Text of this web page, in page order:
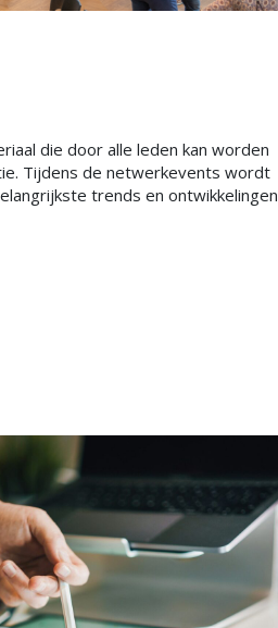
die door alle leden kan worden
Tijdens de netwerkevents wordt
trends en ontwikkelingen